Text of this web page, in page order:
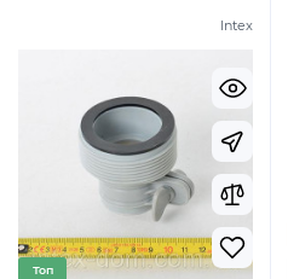
Intex
Топ